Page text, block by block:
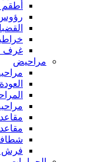
غرف
مراحيض
فرش